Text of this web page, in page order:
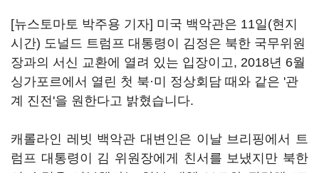
[뉴스토마토 박주용 기자] 미국 백악관은 11일(현지
시간) 도널드 트럼프 대통령이 김정은 북한 국무위원
장과의 서신 교환에 열려 있는 입장이고, 2018년 6월
싱가포르에서 열린 첫 북·미 정상회담 때와 같은 '관
계 진전'을 원한다고 밝혔습니다.
캐롤라인 레빗 백악관 대변인은 이날 브리핑에서 트
럼프 대통령이 김 위원장에게 친서를 보냈지만 북한